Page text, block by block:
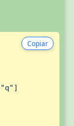
Copiar
"q" ]